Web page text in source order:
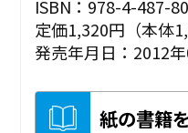
ISBN：978-4-487-
定価1,320円（本体
発売年月日：2012
紙の書籍